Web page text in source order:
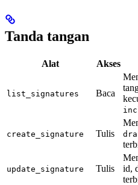
Tanda tangan
Alat Akses
list_signatures Baca
create_signature Tulis
update_signature Tulis
id,